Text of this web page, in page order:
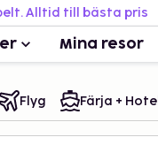
Alltid till bästa pris
Mina resor
Flyg Färja + Hotell